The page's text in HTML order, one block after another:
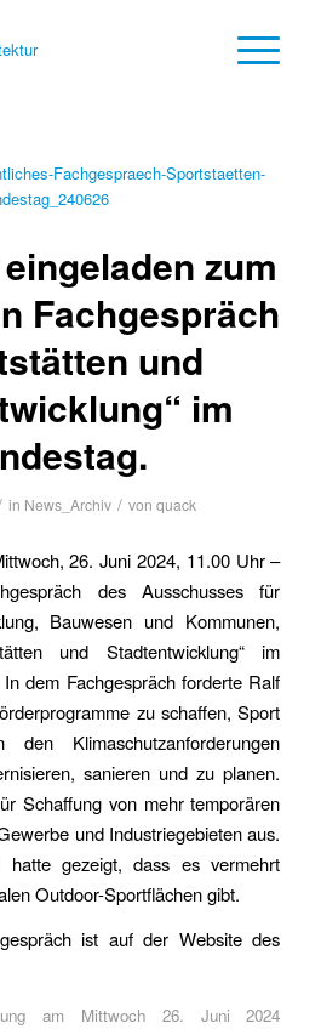
zum
Fachgespräch
und
im
in News_Archiv / vonquack
26. Juni 2024, 11.00 Uhr –
des Ausschusses für
Bauwesen und Kommunen,
und Stadtentwicklung“ im
dem Fachgespräch forderte Ralf
zu schaffen, Sport
Klimaschutzanforderungen
sanieren und zu planen.
Schaffung von mehr temporären
und Industriegebieten aus.
hatte gezeigt, dass es vermehrt
Outdoor-Sportflächen gibt.
ist auf der Website des
am Mittwoch 26. Juni 2024